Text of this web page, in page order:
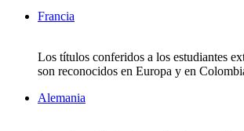
Francia
Los títulos conferidos a los estudiantes
son reconocidos en Europa y en
Alemania